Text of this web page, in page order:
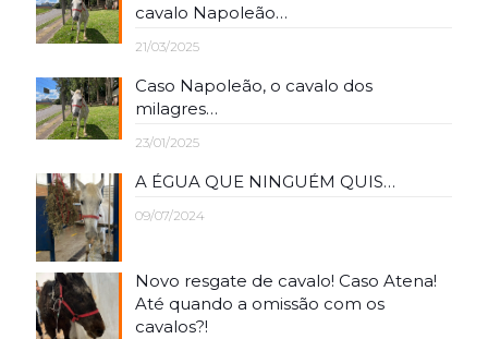
cavalo Napoleão…
21/03/2025
Caso Napoleão, o cavalo dos
milagres…
23/01/2025
A ÉGUA QUE NINGUÉM QUIS…
09/07/2024
Novo resgate de cavalo! Caso Atena!
Até quando a omissão com os
cavalos?!